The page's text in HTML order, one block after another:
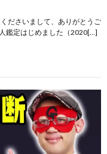
ださいまして、ありがとうご
鑑定はじめました（2020[…]